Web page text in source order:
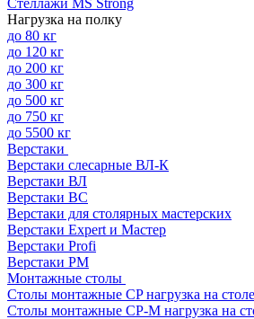
Стеллажи MS Strong
Нагрузка на полку
до 80 кг
до 120 кг
до 200 кг
до 300 кг
до 500 кг
до 750 кг
до 5500 кг
Верстаки
Верстаки слесарные ВЛ-К
Верстаки ВЛ
Верстаки ВС
Верстаки для столярных мастерских
Верстаки Expert и Мастер
Верстаки Profi
Верстаки РМ
Монтажные столы
Столы монтажные СP нагрузка на
Столы монтажные СР-М нагрузка на